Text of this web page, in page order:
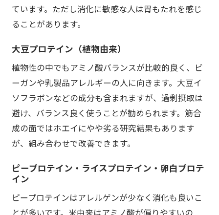
ています。ただし消化に敏感な人は胃もたれを感じ
ることがあります。
大豆プロテイン（植物由来）
植物性の中でもアミノ酸バランスが比較的良く、ビ
ーガンや乳製品アレルギーの人に向きます。大豆イ
ソフラボンなどの成分も含まれますが、過剰摂取は
避け、バランス良く使うことが勧められます。筋合
成の面ではホエイにやや劣る研究結果もあります
が、組み合わせで改善できます。
ピープロテイン・ライスプロテイン・卵白プロテ
イン
ピープロテインはアレルゲンが少なく消化も良いこ